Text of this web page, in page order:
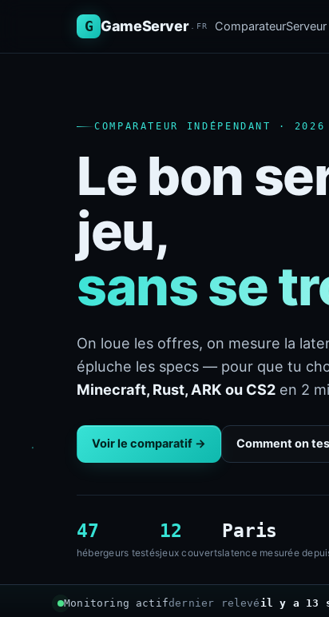
G GameServer .FR Comparateur
COMPARATEUR INDÉPENDANT · 2026
Le bon
jeu,
sans se
On loue les offres, on mesure la
épluche les specs — pour que tu
Minecraft, Rust, ARK ou CS2 en 2
Voir le comparatif → Comment on
47
hébergeurs testés
12
jeux couverts
Paris
latence mesurée
Monitoring actifdernier relevé il y a 15